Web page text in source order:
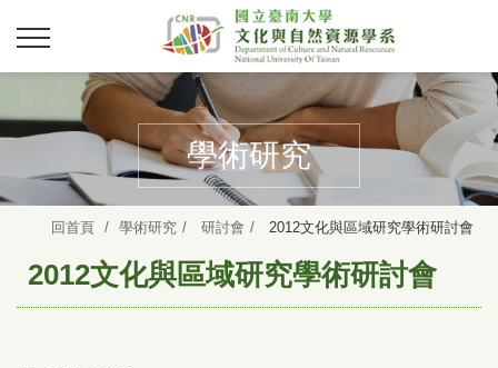
學術研究
回首頁 學術研究 研討會 2012文化與區域研究學術研討會
2012文化與區域研究學術研討會